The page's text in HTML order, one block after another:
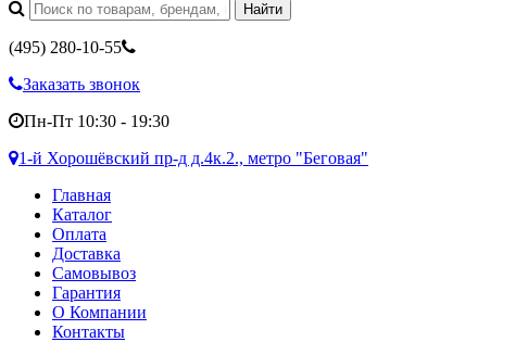
(495) 280-10-55
Заказать звонок
Пн-Пт 10:30 - 19:30
1-й Хорошёвский пр-д д.4к.2., метро "Беговая"
Главная
Каталог
Оплата
Доставка
Самовывоз
Гарантия
О Компании
Контакты